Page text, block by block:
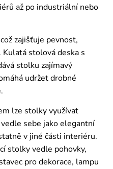
až po industriální nebo
zajišťuje pevnost,
stolová deska s
stolku zajímavý
udržet drobné
lze stolky využívat
sebe jako elegantní
v jiné části interiéru.
stolky vedle pohovky,
pro dekorace, lampu